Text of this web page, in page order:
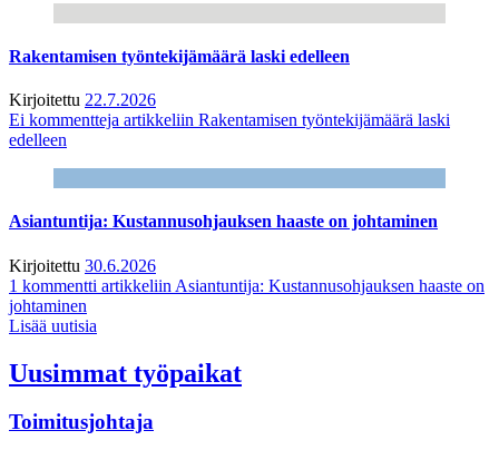
Rakentamisen työntekijämäärä laski edelleen
Kirjoitettu 22.7.2026
Ei kommentteja artikkeliin Rakentamisen työntekijämäärä laski
edelleen
Asiantuntija: Kustannusohjauksen haaste on johtaminen
Kirjoitettu 30.6.2026
1 kommentti artikkeliin Asiantuntija: Kustannusohjauksen haaste on
johtaminen
Lisää uutisia
Uusimmat työpaikat
Toimitusjohtaja